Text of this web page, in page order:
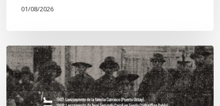
01/08/2026
Chawrakawin:
Palimpsesto
explora
a